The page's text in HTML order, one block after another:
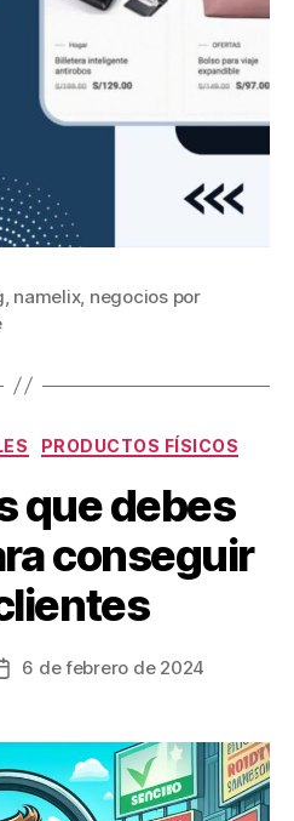
, namelix, negocios por
PRODUCTOS FÍSICOS
que debes
conseguir
6 de febrero de 2024